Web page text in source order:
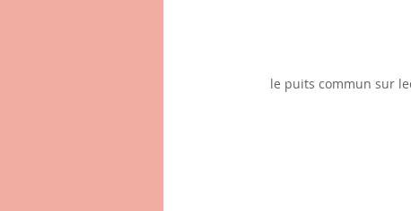
le puits commun sur